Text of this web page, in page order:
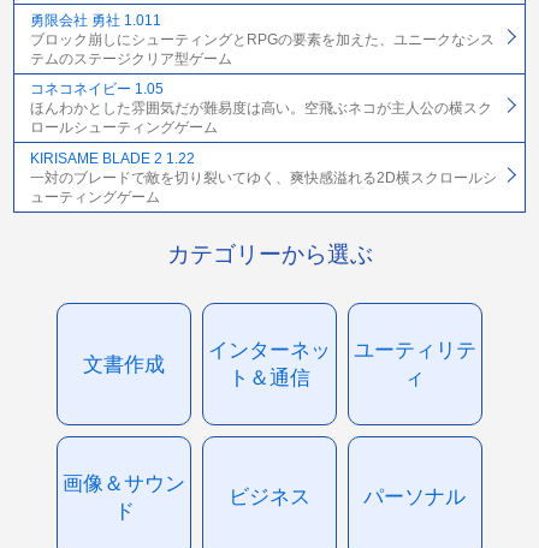
勇限会社 勇社 1.011
ブロック崩しにシューティングとRPGの要素を加えた、ユニークなシス
テムのステージクリア型ゲーム
コネコネイビー 1.05
ほんわかとした雰囲気だが難易度は高い。空飛ぶネコが主人公の横スク
ロールシューティングゲーム
KIRISAME BLADE 2 1.22
一対のブレードで敵を切り裂いてゆく、爽快感溢れる2D横スクロールシ
ューティングゲーム
カテゴリーから選ぶ
文書作成
インターネッ
ト＆通信
ユーティリテ
ィ
画像＆サウン
ド
ビジネス パーソナル